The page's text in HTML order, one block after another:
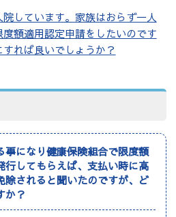
しています。家族はおらず一人
額適用認定申請をしたいのです
れば良いでしょうか？
事になり健康保険組合で限度額
行してもらえば、支払い時に高
除されると聞いたのですが、ど
か？